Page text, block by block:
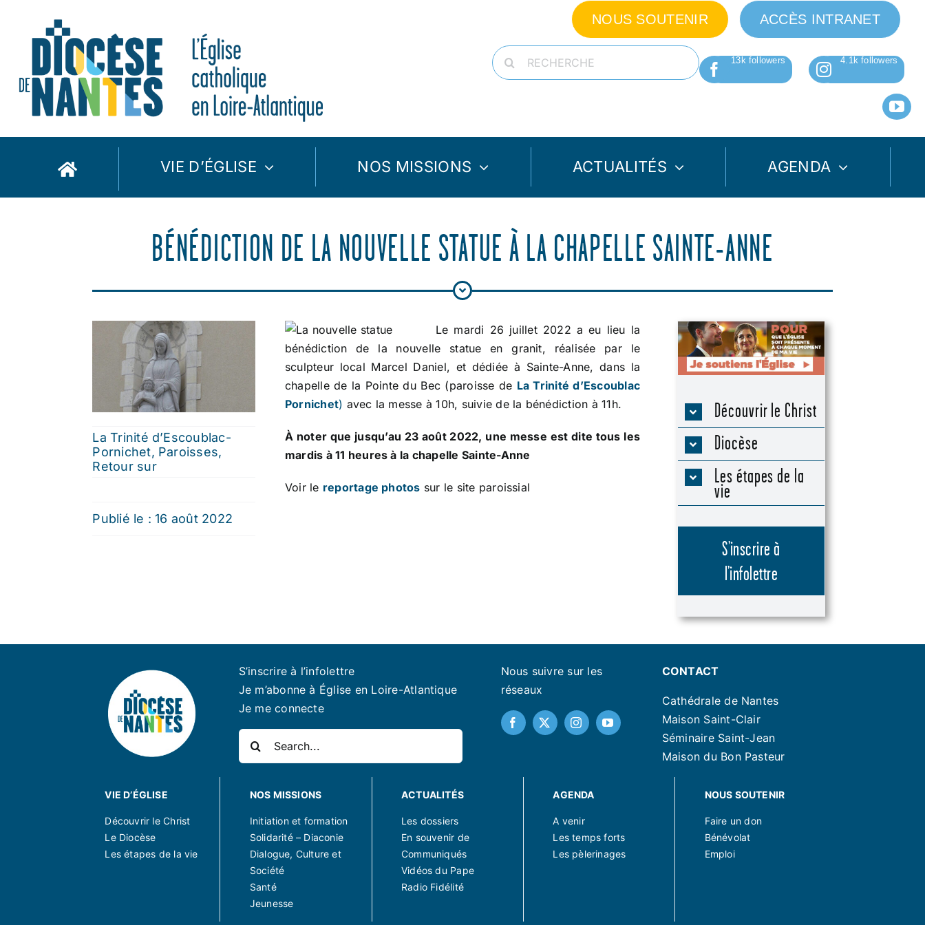
contenu
NOUS SOUTENIR ACCÈS INTRANET
Rechercher:
VIE D’ÉGLISE NOS MISSIONS ACTUALITÉS AGENDA
BÉNÉDICTION DE LA NOUVELLE STATUE À LA CHAPELLE SAINTE-ANNE
La Trinité d’Escoublac-
Pornichet, Paroisses,
Retour sur
Publié le : 16 août 2022
Le mardi 26 juillet 2022 a eu lieu la
bénédiction de la nouvelle statue en granit, réalisée par le
sculpteur local Marcel Daniel, et dédiée à Sainte-Anne, dans la
chapelle de la Pointe du Bec (paroisse de La Trinité d’Escoublac
Pornichet) avec la messe à 10h, suivie de la bénédiction à 11h.
À noter que jusqu’au 23 août 2022, une messe est dite tous les
mardis à 11 heures à la chapelle Sainte-Anne
Voir le reportage photos sur le site paroissial
Découvrir le Christ
Diocèse
Les étapes de la
vie
S’inscrire à
l’infolettre
S’inscrire à l’infolettre
Je m’abonne à Église en Loire-Atlantique
Je me connecte
Rechercher:
Nous suivre sur les
réseaux
CONTACT
Cathédrale de Nantes
Maison Saint-Clair
Séminaire Saint-Jean
Maison du Bon Pasteur
VIE D’ÉGLISE
Découvrir le Christ
Le Diocèse
Les étapes de la vie
NOS MISSIONS
Initiation et formation
Solidarité – Diaconie
Dialogue, Culture et
Société
Santé
Jeunesse
ACTUALITÉS
Les dossiers
En souvenir de
Communiqués
Vidéos du Pape
Radio Fidélité
AGENDA
A venir
Les temps forts
Les pèlerinages
NOUS SOUTENIR
Faire un don
Bénévolat
Emploi